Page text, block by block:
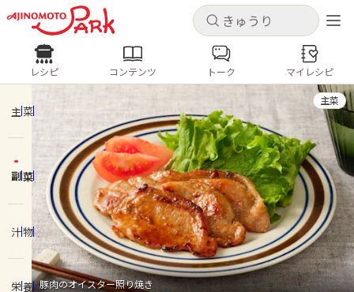
キャンセル
ログインするとレシピを保存できます
ログイン 新規登録
ホーム
コンテンツ
レシピ
キャンセル
レシピ コンテンツ
人気の食材・レシピ
きゅうり なす トマト
とうもろこし
ピーマン
みょうが ゴーヤ
レシピ コンテンツ トーク マイレシピ
主菜
副菜
汁物
栄養 豚肉のオイスター照り焼き
主菜